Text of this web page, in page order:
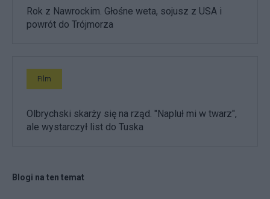
Rok z Nawrockim. Głośne weta, sojusz z USA i
powrót do Trójmorza
Film
Olbrychski skarży się na rząd. "Napluł mi w twarz",
ale wystarczył list do Tuska
Blogi na ten temat